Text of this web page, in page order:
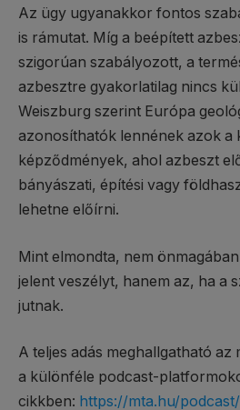
Az ügy ugyanakkor fontos
is rámutat. Míg a beépített
szigorúan szabályozott, a
azbesztre gyakorlatilag nincs
Weiszburg szerint Európa
azonosíthatók lennének azok a
képződmények, ahol azbeszt
bányászati, építési vagy
lehetne előírni.
Mint elmondta, nem
jelent veszélyt, hanem az, ha a
jutnak.
A teljes adás meghallgatható az
a különféle podcast-
cikkben: https://mta.hu/